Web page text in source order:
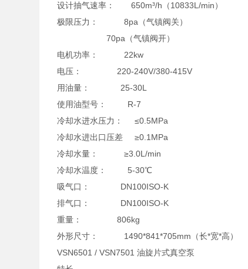
设计抽气速率： 650m³/h（10833L/min）
极限压力： 8pa（气镇阀关）
70pa（气镇阀开）
电机功率： 22kw
电压： 220-240V/380-415V
用油量： 25-30L
使用油型号： R-7
冷却水进水压力： ≤0.5MPa
冷却水进出口压差 ≥0.1MPa
冷却水量： ≥3.0L/min
冷却水温度： 5-30℃
吸气口： DN100ISO-K
排气口： DN100ISO-K
重量： 806kg
外形尺寸： 1490*841*705mm（长*宽*高）
VSN6501 / VSN7501 油旋片式真空泵